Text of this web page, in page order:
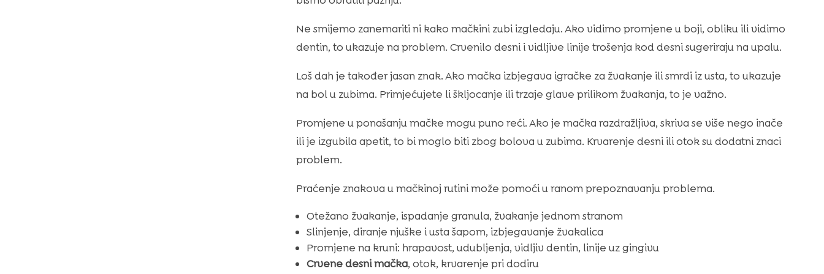
Ne smijemo zanemariti ni kako mačkini zubi izgledaju. Ako vidimo promjene u boji, obliku ili vidimo
dentin, to ukazuje na problem. Crvenilo desni i vidljive linije trošenja kod desni sugeriraju na upalu.
Loš dah je također jasan znak. Ako mačka izbjegava igračke za žvakanje ili smrdi iz usta, to ukazuje
na bol u zubima. Primjećujete li škljocanje ili trzaje glave prilikom žvakanja, to je važno.
Promjene u ponašanju mačke mogu puno reći. Ako je mačka razdražljiva, skriva se više nego inače
ili je izgubila apetit, to bi moglo biti zbog bolova u zubima. Krvarenje desni ili otok su dodatni znaci
problem.
Praćenje znakova u mačkinoj rutini može pomoći u ranom prepoznavanju problema.
Otežano žvakanje, ispadanje granula, žvakanje jednom stranom
Slinjenje, diranje njuške i usta šapom, izbjegavanje žvakalica
Promjene na kruni: hrapavost, udubljenja, vidljiv dentin, linije uz gingivu
Crvene desni mačka, otok, krvarenje pri dodiru